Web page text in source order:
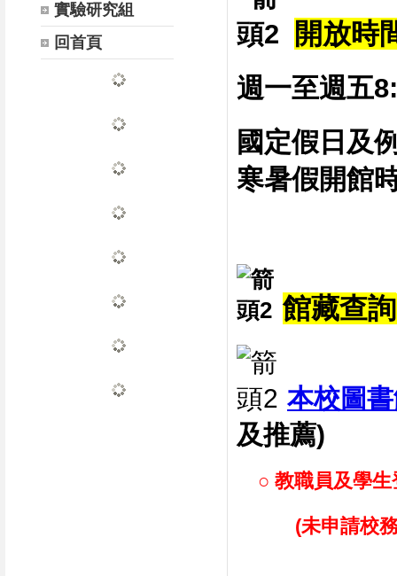
實驗研究組
回首頁
開放時
週一至週五
國定假日及
寒暑假開館
館藏查詢
本校圖
及推薦)
○ 教職員及學生
(未申請校務系